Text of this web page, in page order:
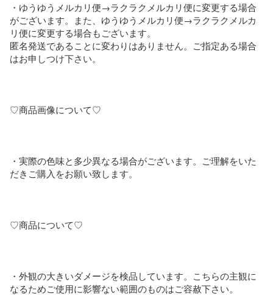
・ゆうゆうメルカリ便→ラクラクメルカリ便に変更する場合
がございます。また、ゆうゆうメルカリ便→ラクラクメルカ
リ便に変更する場合もございます。
匿名発送であることに変わりはありません。ご指定ある場合
はお申しつけ下さい。
♡商品画像について♡
・実際の色味と多少異なる場合がございます。ご理解をいた
だきご購入をお願い致します。
♡商品について♡
・外観の大きいダメージを検品しています。こちらの主観に
なるためご使用に影響ない範囲のものはご容赦下さい。